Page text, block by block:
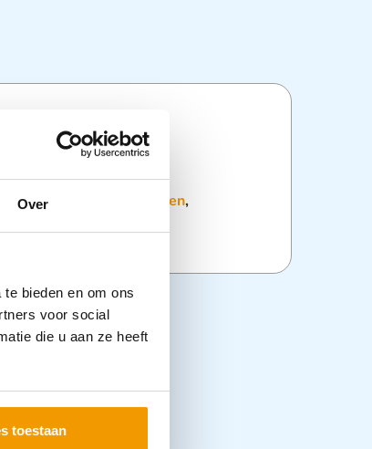
Over
bieden en om ons
voor social
die u aan ze heeft
toestaan
Wattenrollen,